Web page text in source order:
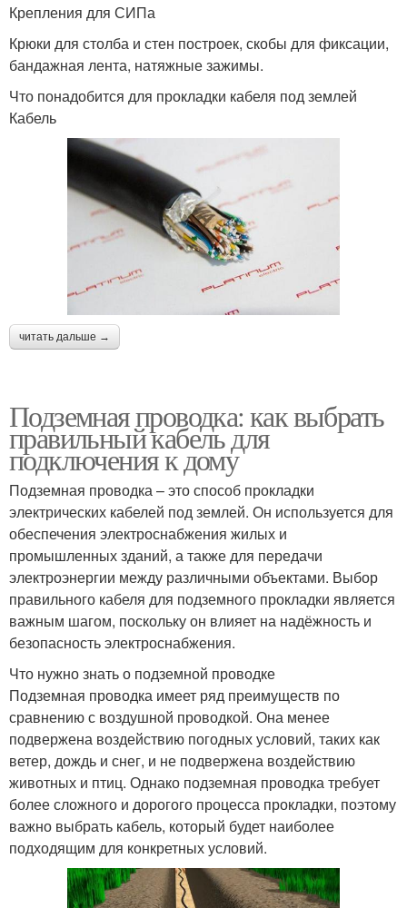
Крепления для СИПа
Крюки для столба и стен построек, скобы для фиксации,
бандажная лента, натяжные зажимы.
Что понадобится для прокладки кабеля под землей
Кабель
читать дальше →
Подземная проводка: как выбрать
правильный кабель для
подключения к дому
Подземная проводка – это способ прокладки
электрических кабелей под землей. Он используется для
обеспечения электроснабжения жилых и
промышленных зданий, а также для передачи
электроэнергии между различными объектами. Выбор
правильного кабеля для подземного прокладки является
важным шагом, поскольку он влияет на надёжность и
безопасность электроснабжения.
Что нужно знать о подземной проводке
Подземная проводка имеет ряд преимуществ по
сравнению с воздушной проводкой. Она менее
подвержена воздействию погодных условий, таких как
ветер, дождь и снег, и не подвержена воздействию
животных и птиц. Однако подземная проводка требует
более сложного и дорогого процесса прокладки, поэтому
важно выбрать кабель, который будет наиболее
подходящим для конкретных условий.